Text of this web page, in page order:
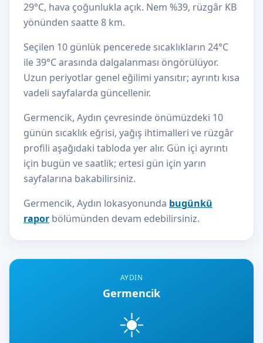
AYDIN
Germencik
☀️
29°C, hava çoğunlukla açık. Nem %39, rüzgâr KB
yönünden saatte 8 km.
Seçilen 10 günlük pencerede sıcaklıkların 24°C
ile 39°C arasında dalgalanması öngörülüyor.
Uzun periyotlar genel eğilimi yansıtır; ayrıntı kısa
vadeli sayfalarda güncellenir.
Germencik, Aydın çevresinde önümüzdeki 10
günün sıcaklık eğrisi, yağış ihtimalleri ve rüzgâr
profili aşağıdaki tabloda yer alır. Gün içi ayrıntı
için bugün ve saatlik; ertesi gün için yarın
sayfalarına bakabilirsiniz.
Germencik, Aydın lokasyonunda bugünkü
rapor bölümünden devam edebilirsiniz.